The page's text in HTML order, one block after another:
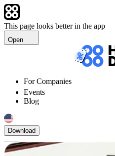
This page looks better in the app
Open
For Companies
Events
Blog
Download